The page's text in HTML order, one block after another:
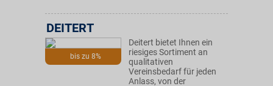
bis zu 8%
DEITERT
Deitert bietet Ihnen ein
riesiges Sortiment an
qualitativen
Vereinsbedarf für jeden
Anlass, von der